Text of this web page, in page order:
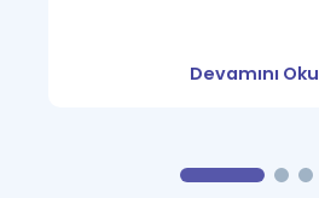
Devamını Oku